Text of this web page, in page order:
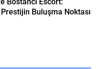
Buluşma Noktası